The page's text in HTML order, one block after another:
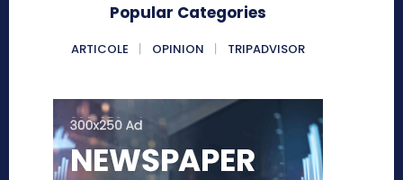
Popular Categories
ARTICOLE OPINION TRIPADVISOR